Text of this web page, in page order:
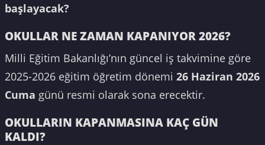
başlayacak?
OKULLAR NE ZAMAN KAPANIYOR 2026?
Milli Eğitim Bakanlığı’nın güncel iş takvimine göre
2025-2026 eğitim öğretim dönemi 26 Haziran 2026
Cuma günü resmi olarak sona erecektir.
OKULLARIN KAPANMASINA KAÇ GÜN
KALDI?